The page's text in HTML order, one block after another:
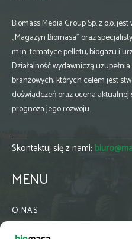
Biomass Media Group Sp. z o.o.
„Magazyn Biomasa” oraz
m.in. tematyce pelletu, biogazu i
Działalność wydawniczą
branżowych, których celem jest
doświadczeń oraz ocena
prognoza jego rozwoju.
Skontaktuj się z nami:
MENU
O NAS